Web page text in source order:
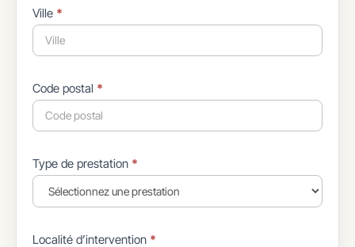
Ville *
Code postal *
Type de prestation *
Localité d’intervention *